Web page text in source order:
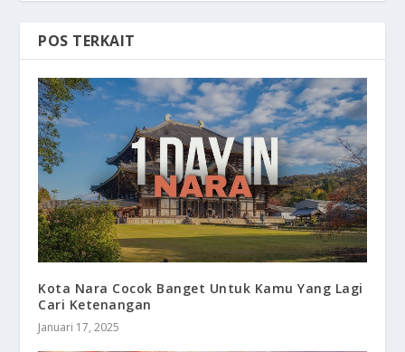
POS TERKAIT
Kota Nara Cocok Banget Untuk Kamu Yang Lagi
Cari Ketenangan
Januari 17, 2025